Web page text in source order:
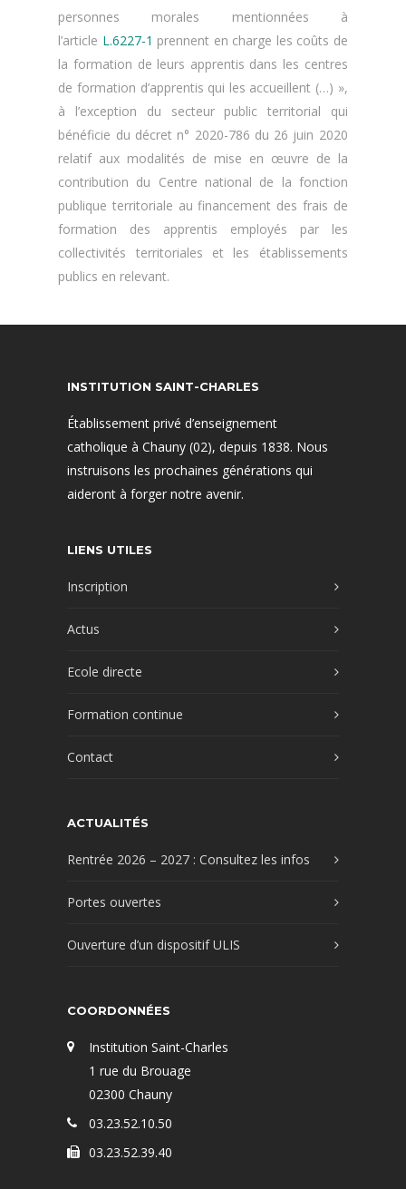
personnes morales mentionnées à
l’article L.6227-1 prennent en charge les coûts de
la formation de leurs apprentis dans les centres
de formation d’apprentis qui les accueillent (…) »,
à l’exception du secteur public territorial qui
bénéficie du décret n° 2020-786 du 26 juin 2020
relatif aux modalités de mise en œuvre de la
contribution du Centre national de la fonction
publique territoriale au financement des frais de
formation des apprentis employés par les
collectivités territoriales et les établissements
publics en relevant.
INSTITUTION SAINT-CHARLES
Établissement privé d’enseignement
catholique à Chauny (02), depuis 1838. Nous
instruisons les prochaines générations qui
aideront à forger notre avenir.
LIENS UTILES
Inscription
Actus
Ecole directe
Formation continue
Contact
ACTUALITÉS
Rentrée 2026 – 2027 : Consultez les infos
Portes ouvertes
Ouverture d’un dispositif ULIS
COORDONNÉES
Institution Saint-Charles
1 rue du Brouage
02300 Chauny
03.23.52.10.50
03.23.52.39.40